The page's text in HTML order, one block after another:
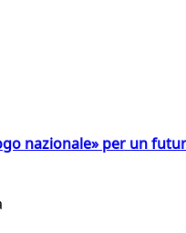
nazionale» per un